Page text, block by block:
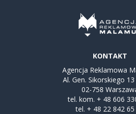
KONTAKT
Agencja Reklamowa
Al. Gen. Sikorskiego
02-758
tel. kom. + 48 606
tel. + 48 22 842 65